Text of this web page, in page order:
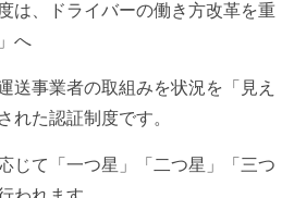
は、ドライバーの働き方改革を重
へ
送事業者の取組みを状況を「見え
れた認証制度です。
じて「一つ星」「二つ星」「三つ